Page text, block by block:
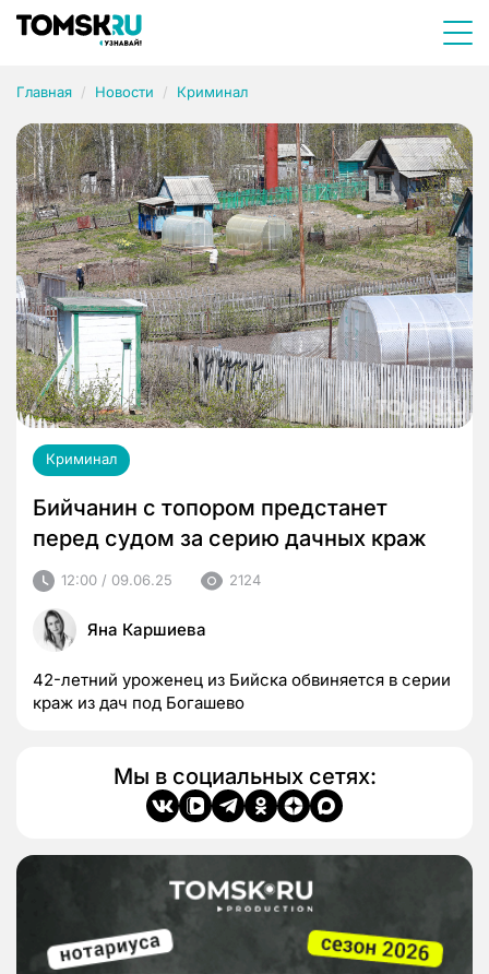
Главная Новости Криминал
Криминал
Бийчанин с топором предстанет
перед судом за серию дачных краж
12:00 / 09.06.25 2124
Яна Каршиева
42-летний уроженец из Бийска обвиняется в серии
краж из дач под Богашево
Мы в социальных сетях: